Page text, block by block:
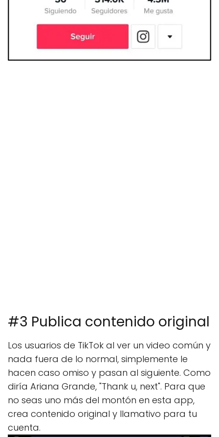
#3 Publica contenido original
Los usuarios de TikTok al ver un video común y
nada fuera de lo normal, simplemente le
hacen caso omiso y pasan al siguiente. Como
diría Ariana Grande, "Thank u, next". Para que
no seas uno más del montón en esta app,
crea contenido original y llamativo para tu
cuenta.